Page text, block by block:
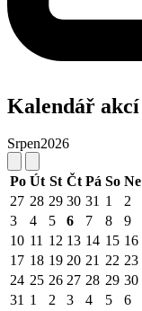
Kalendář akcí
Srpen2026
Po Út St Čt Pá So Ne
27 28 29 30 31 1
2
3
4 5 6 7 8
9
10 11 12 13 14 15 16
17 18 19 20 21 22 23
24 25 26 27 28 29 30
31 1 2 3 4 5 6